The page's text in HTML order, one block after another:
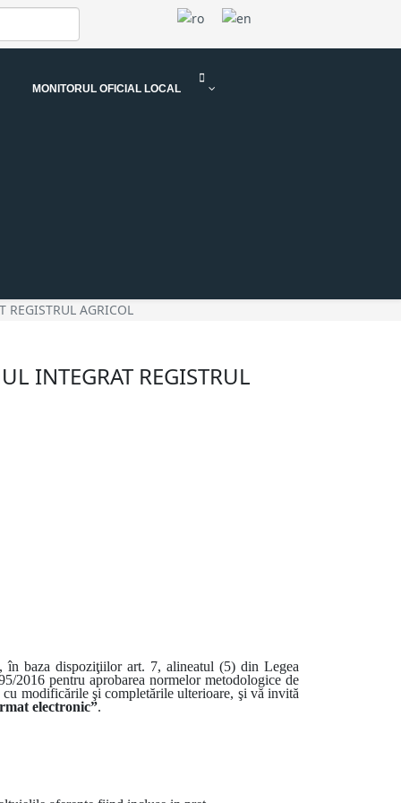
MONITORUL OFICIAL LOCAL
REGISTRUL AGRICOL
INTEGRAT REGISTRUL
în baza dispoziţiilor art. 7, alineatul (5) din Legea
2016 pentru aprobarea normelor metodologice de
modificările şi completările ulterioare, şi vă invită
electronic”.